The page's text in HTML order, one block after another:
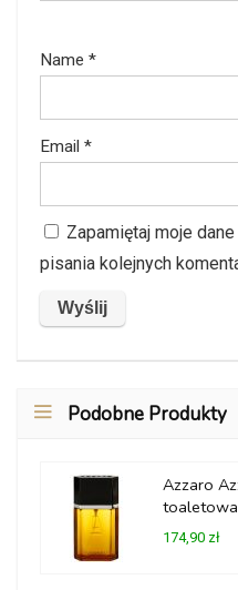
Name *
Email *
Zapamiętaj moje
pisania kolejnych
Podobne Produkty
Azzaro
174,90 zł